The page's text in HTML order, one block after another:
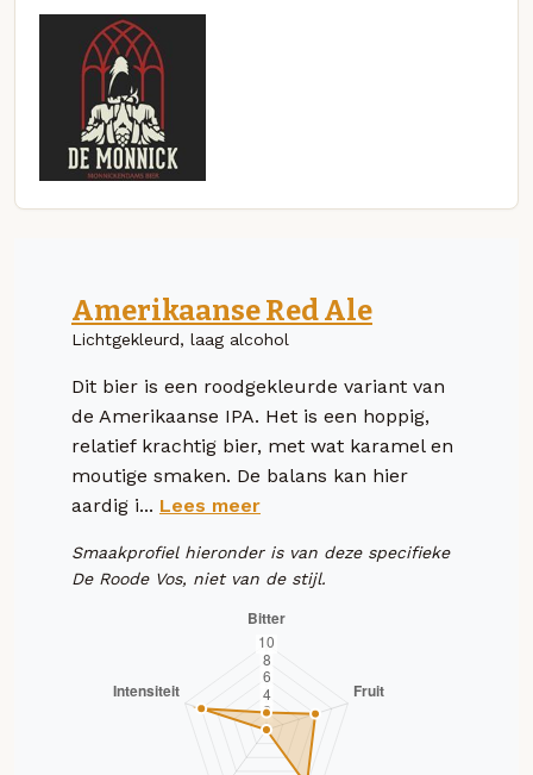
Amerikaanse Red Ale
Lichtgekleurd, laag alcohol
Dit bier is een roodgekleurde variant van
de Amerikaanse IPA. Het is een hoppig,
relatief krachtig bier, met wat karamel en
moutige smaken. De balans kan hier
aardig i... Lees meer
Smaakprofiel hieronder is van deze specifieke
De Roode Vos, niet van de stijl.